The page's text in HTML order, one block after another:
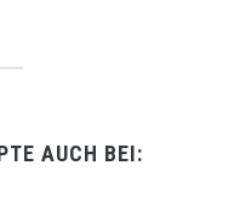
AUCH BEI: